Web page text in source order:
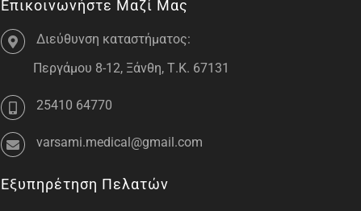
Επικοινωνήστε Μαζί Μας
Διεύθυνση καταστήματος:
Περγάμου 8-12, Ξάνθη, Τ.Κ. 67131
25410 64770
varsami.medical@gmail.com
Εξυπηρέτηση Πελατών